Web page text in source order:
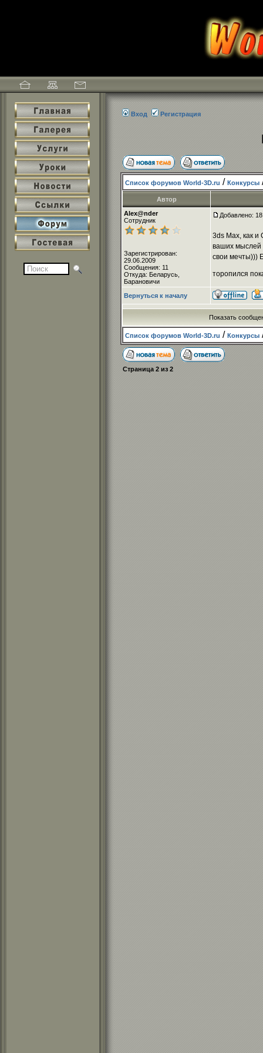
Вход Регистрация
Список форумов World-3D.ru / Конкурсы
Автор
Alex@nder
Сотрудник
Зарегистрирован:
29.06.2009
Сообщения: 11
Откуда: Беларусь,
Барановичи
Добавлено:
3ds Max, как
ваших мыслей
свои мечты)))
торопился
Вернуться к началу
Показать
Список форумов World-3D.ru / Конкурсы
Страница 2 из 2